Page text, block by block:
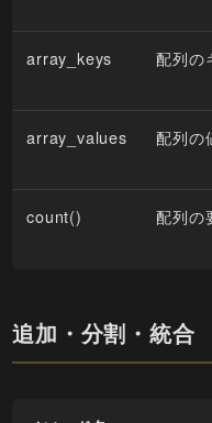
array_keys 配列の
array_values 配列の
count() 配列の
追加・分割・統合